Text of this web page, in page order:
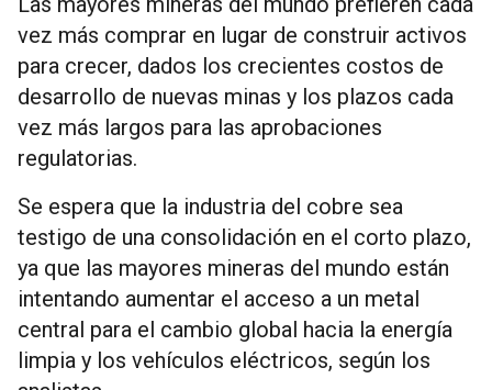
vez más comprar en lugar de construir activos
para crecer, dados los crecientes costos de
desarrollo de nuevas minas y los plazos cada
vez más largos para las aprobaciones
regulatorias.
Se espera que la industria del cobre sea
testigo de una consolidación en el corto plazo,
ya que las mayores mineras del mundo están
intentando aumentar el acceso a un metal
central para el cambio global hacia la energía
limpia y los vehículos eléctricos, según los